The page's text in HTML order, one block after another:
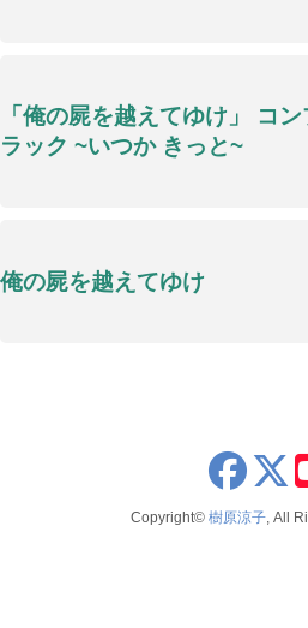
「俺の屍を越えてゆけ」 コ
ラック ~いつか きっと~
俺の屍を越えてゆけ
x
Copyright© 樹原涼子 , All